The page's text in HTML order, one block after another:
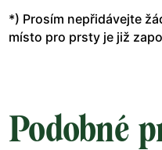
*) Prosím nepřidávejte
místo pro prsty je již
Podobné